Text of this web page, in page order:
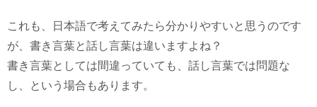
これも、日本語で考えてみたら分かりやすいと思うのです
が、書き言葉と話し言葉は違いますよね？
書き言葉としては間違っていても、話し言葉では問題な
し、という場合もあります。